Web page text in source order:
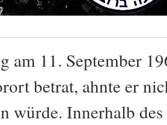
am 11. September
betrat, ahnte er
würde. Innerhalb